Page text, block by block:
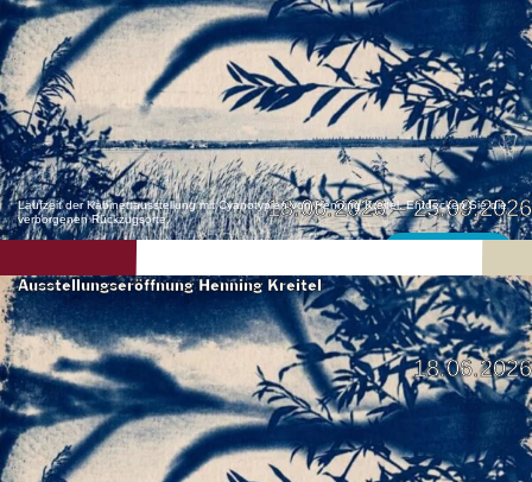
18.06.2026 – 25.09.2026
Laufzeit der Kabinettausstellung mit Cyanotypien von Henning Kreitel. Entdecken Sie die
verborgenen Rückzugsorte.
18.06.2026
Ausstellungseröffnung Henning Kreitel